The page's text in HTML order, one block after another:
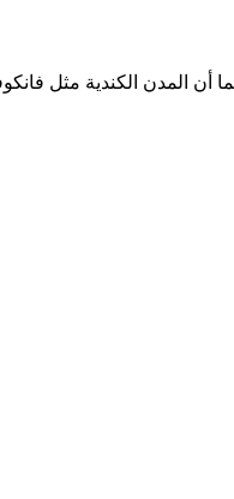
المدن الكندية مثل